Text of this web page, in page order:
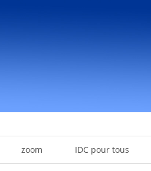
zoom IDC pour tous